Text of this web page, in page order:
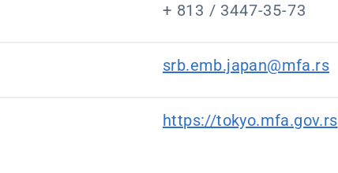
+ 813 / 3447-35-73
srb.emb.japan@mfa.rs
https://tokyo.mfa.gov.rs